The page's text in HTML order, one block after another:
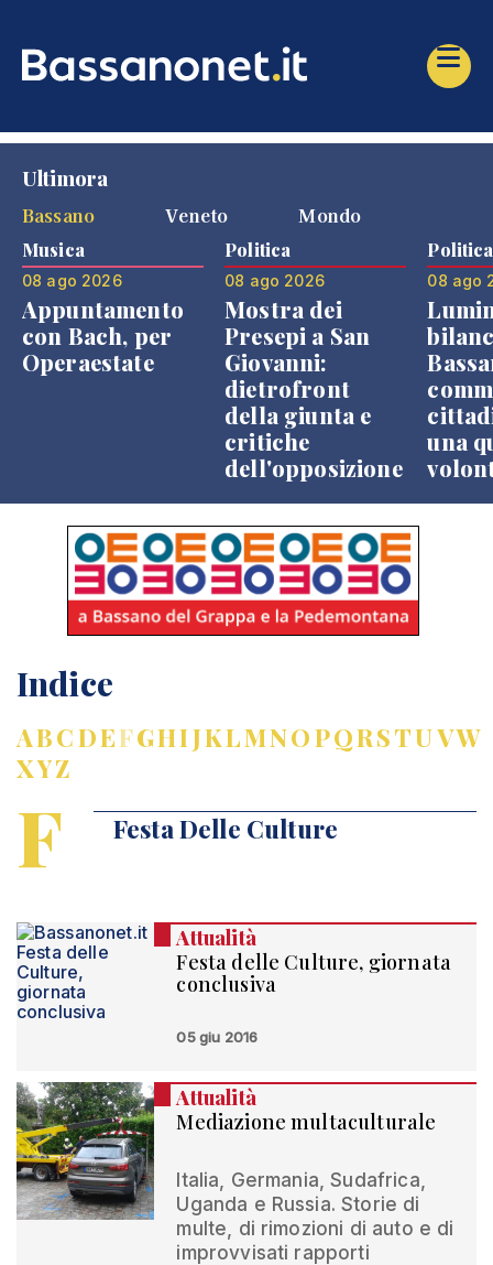
Ultimora
Bassano
Veneto Mondo
Musica
08 ago 2026
Appuntamento
con Bach, per
Operaestate
Politica
08 ago 2026
Mostra dei
Presepi a San
Giovanni:
dietrofront
della giunta e
critiche
dell'opposizione
Politica
08 ago
una
Indice
ABCDEFGHIJKLMNOPQRSTUVW
XYZ
F Festa Delle Culture
Attualità
Festa delle Culture, giornata
conclusiva
05 giu 2016
Attualità
Mediazione multaculturale
Italia, Germania, Sudafrica,
Uganda e Russia. Storie di
multe, di rimozioni di auto e di
improvvisati rapporti